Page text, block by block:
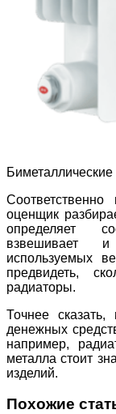
оценщик
определяет
взвешивает
используемых
предвидеть,
радиаторы.
Точнее сказать,
денежных
например,
металла стоит
изделий.
Похожие